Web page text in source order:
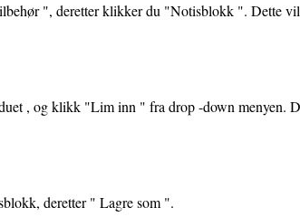
", deretter klikker du "Notisblokk ". Dette
, og klikk "Lim inn " fra drop -down menyen.
deretter " Lagre som ".